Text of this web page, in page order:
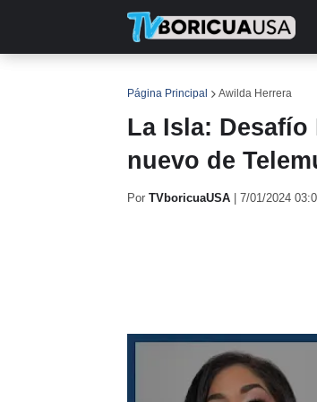
Página Principal Awilda Herrera
La Isla:
nuevo de
Por TVboricuaUSA 7/01/2024